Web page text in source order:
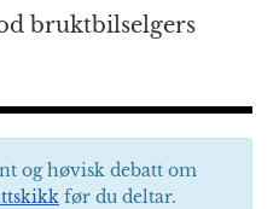
bruktbilselgers
og høvisk debatt om
før du deltar.